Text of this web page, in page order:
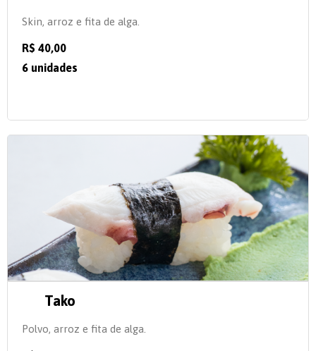
Skin, arroz e fita de alga.
R$ 40,00
6 unidades
Tako
Polvo, arroz e fita de alga.